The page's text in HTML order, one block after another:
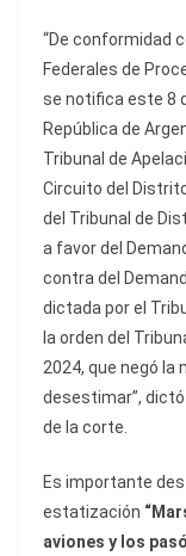
“De conformidad
Federales de
se notifica este 8
República de
Tribunal de
Circuito del
del Tribunal de
a favor del
contra del
dictada por el
la orden del
2024, que negó la
desestimar”,
de la corte.
Es importante
estatización
aviones y los